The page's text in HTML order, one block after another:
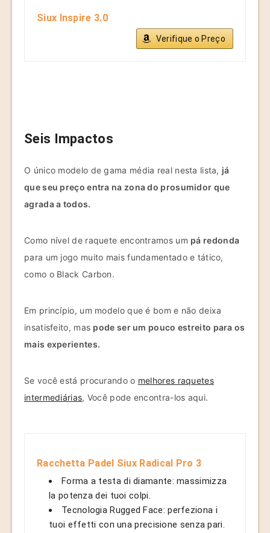
Siux Inspire 3.0
Verifique o Preço
Seis Impactos
O único modelo de gama média real nesta lista, já
que seu preço entra na zona do prosumidor que
agrada a todos.
Como nível de raquete encontramos um pá redonda
para um jogo muito mais fundamentado e tático,
como o Black Carbon.
Em princípio, um modelo que é bom e não deixa
insatisfeito, mas pode ser um pouco estreito para os
mais experientes.
Se você está procurando o melhores raquetes
intermediárias, Você pode encontra-los aqui.
Racchetta Padel Siux Radical Pro 3
Forma a testa di diamante: massimizza
la potenza dei tuoi colpi.
Tecnologia Rugged Face: perfeziona i
tuoi effetti con una precisione senza pari.